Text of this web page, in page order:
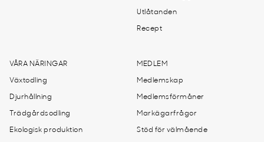
Utlåtanden
Recept
VÅRA NÄRINGAR
Växtodling
Djurhållning
Trädgårdsodling
Ekologisk produktion
MEDLEM
Medlemskap
Medlemsförmåner
Markägarfrågor
Stöd för välmående